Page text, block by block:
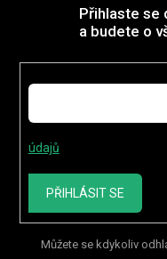
Přihlaste se
a budete o
údajů
PŘIHLÁSIT SE
Můžete se kdykoliv